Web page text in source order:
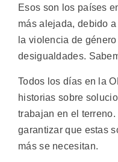
Esos son los países
más alejada, debido
la violencia de
desigualdades.
Todos los días en la
historias sobre
trabajan en el
garantizar que estas
más se necesitan.